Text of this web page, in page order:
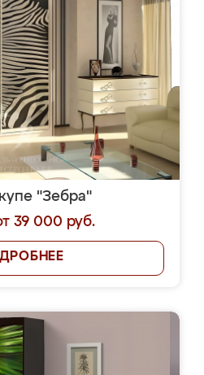
"Зебра"
39 000 руб.